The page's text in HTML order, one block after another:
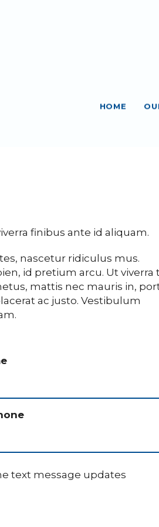
HOME
finibus ante id aliquam.
nascetur ridiculus mus.
id pretium arcu. Ut viverra
mattis nec mauris in,
ac justo. Vestibulum
text message updates